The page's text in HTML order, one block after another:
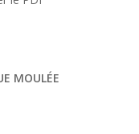
MOULÉE